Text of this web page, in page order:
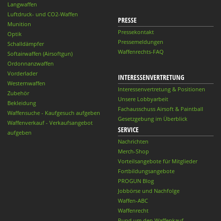
Langwaffen
Luftdruck- und CO2-Waffen
Munition
Optik
Schalldämpfer
Softairwaffen (Airsoftgun)
Ordonnanzwaffen
Vorderlader
Westernwaffen
Zubehör
Bekleidung
Waffensuche - Kaufgesuch aufgeben
Waffenverkauf - Verkaufsangebot
aufgeben
PRESSE
Pressekontakt
Pressemeldungen
Waffenrechts-FAQ
INTERESSENVERTRETUNG
Interessenvertretung & Positionen
Unsere Lobbyarbeit
Fachausschuss Airsoft & Paintball
Gesetzgebung im Überblick
SERVICE
Nachrichten
Merch-Shop
Vorteilsangebote für Mitglieder
Fortbildungsangebote
PROGUN Blog
Jobbörse und Nachfolge
Waffen-ABC
Waffenrecht